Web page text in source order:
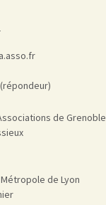
(répondeur)
de Grenoble
Métropole de Lyon